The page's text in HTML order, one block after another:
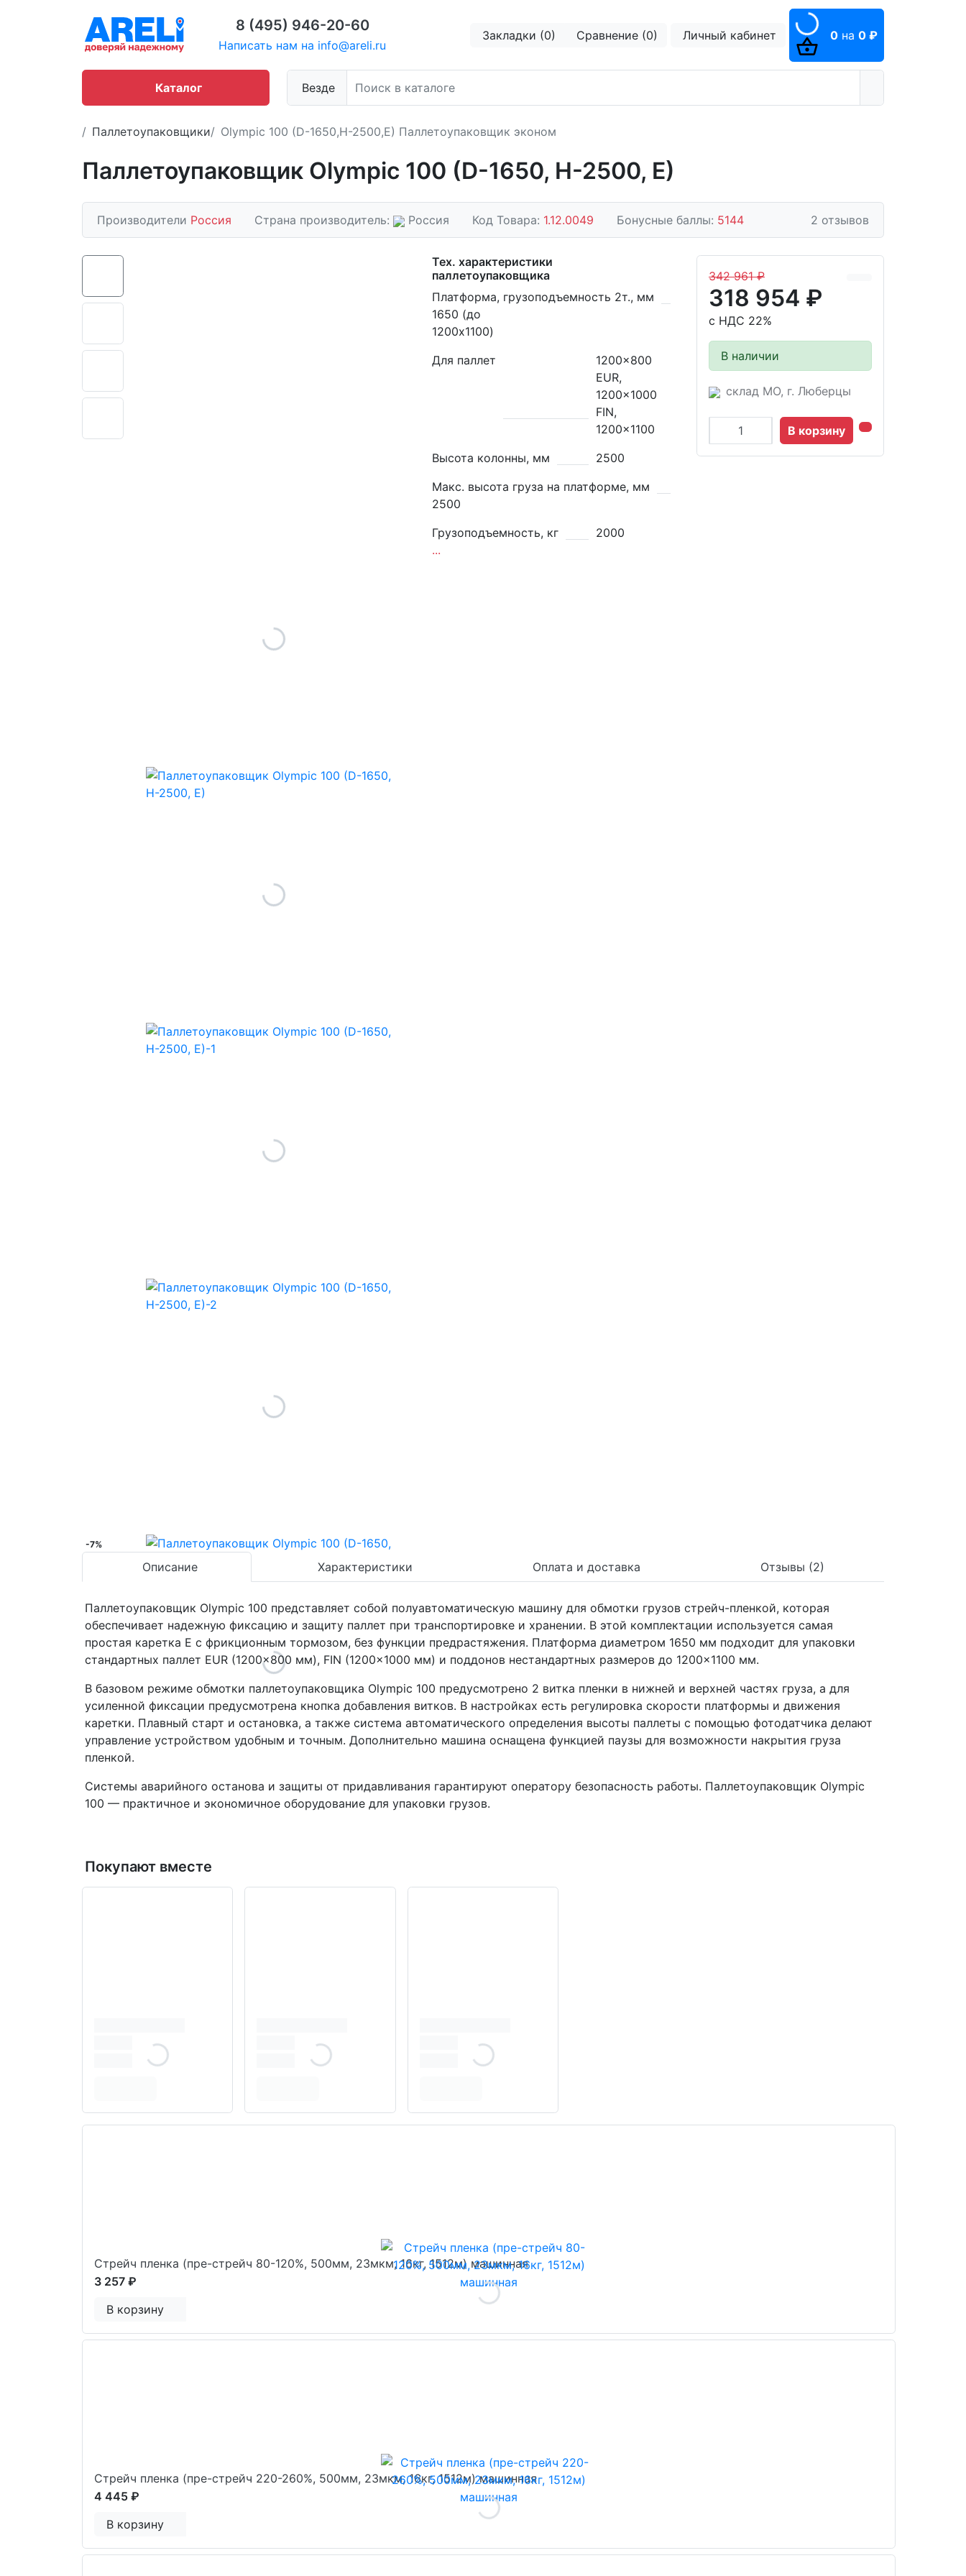
8 (495) 946-20-60
Написать нам на info@areli.ru
Закладки (0) Сравнение (0) Личный кабинет 0 на 0 ₽
Везде
Каталог
Паллетоупаковщики Olympic 100 (D-1650,H-2500,E) Паллетоупаковщик эконом
Паллетоупаковщик Olympic 100 (D-1650, H-2500, E)
Производители Россия Страна производитель: Россия Код Товара: 1.12.0049 Бонусные баллы: 5144 2 отзывов
-7%
342 961 ₽
318 954 ₽
с НДС 22%
В наличии
склад МО, г. Люберцы
В корзину
Тех. характеристики
паллетоупаковщика
Платформа, грузоподъемность 2т., мм
1650 (до
1200x1100)
Для паллет
1200x800
EUR,
1200x1000
FIN,
1200x1100
Высота колонны, мм
2500
Макс. высота груза на платформе, мм
2500
Грузоподъемность, кг
2000
...
Описание Характеристики Оплата и доставка Отзывы (2)
Паллетоупаковщик Olympic 100 представляет собой полуавтоматическую машину для обмотки грузов стрейч-пленкой, которая
обеспечивает надежную фиксацию и защиту паллет при транспортировке и хранении. В этой комплектации используется самая
простая каретка E с фрикционным тормозом, без функции предрастяжения. Платформа диаметром 1650 мм подходит для упаковки
стандартных паллет EUR (1200×800 мм), FIN (1200×1000 мм) и поддонов нестандартных размеров до 1200×1100 мм.
В базовом режиме обмотки паллетоупаковщика Olympic 100 предусмотрено 2 витка пленки в нижней и верхней частях груза, а для
усиленной фиксации предусмотрена кнопка добавления витков. В настройках есть регулировка скорости платформы и движения
каретки. Плавный старт и остановка, а также система автоматического определения высоты паллеты с помощью фотодатчика делают
управление устройством удобным и точным. Дополнительно машина оснащена функцией паузы для возможности накрытия груза
пленкой.
Системы аварийного останова и защиты от придавливания гарантируют оператору безопасность работы. Паллетоупаковщик Olympic
100 — практичное и экономичное оборудование для упаковки грузов.
Покупают вместе
Стрейч пленка (пре-стрейч 80-120%, 500мм, 23мкм, 16кг, 1512м) машинная
3 257 ₽
В корзину
Стрейч пленка (пре-стрейч 220-260%, 500мм, 23мкм, 16кг, 1512м) машинная
4 445 ₽
В корзину